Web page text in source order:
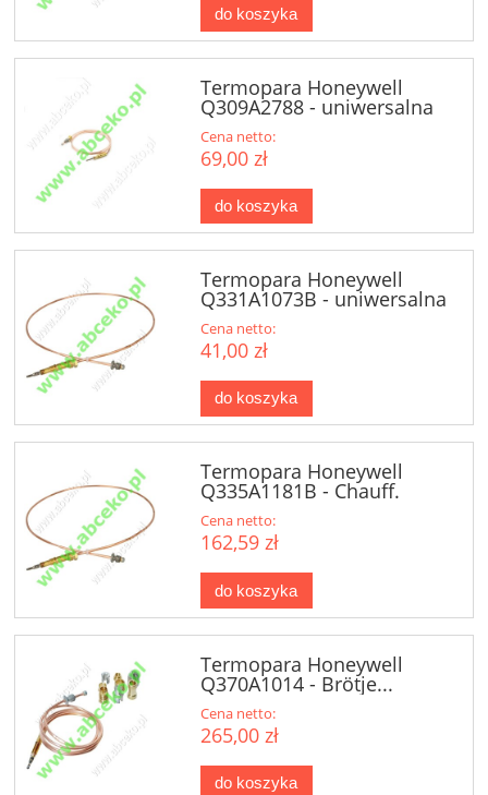
do koszyka
Termopara Honeywell
Q309A2788 - uniwersalna
Cena netto:
69,00 zł
do koszyka
Termopara Honeywell
Q331A1073B - uniwersalna
Cena netto:
41,00 zł
do koszyka
Termopara Honeywell
Q335A1181B - Chauff.
Cena netto:
162,59 zł
do koszyka
Termopara Honeywell
Q370A1014 - Brötje...
Cena netto:
265,00 zł
do koszyka